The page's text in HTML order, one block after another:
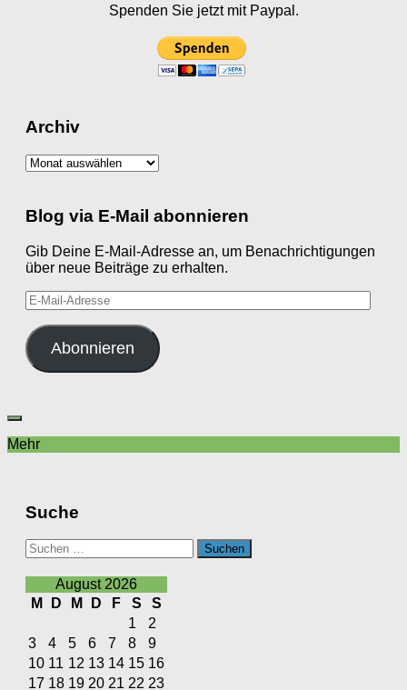
Spenden Sie jetzt mit Paypal.
Archiv
Archiv
Blog via E-Mail abonnieren
Gib Deine E-Mail-Adresse an, um Benachrichtigungen
über neue Beiträge zu erhalten.
E-
Mail-
Adresse
Abonnieren
Mehr
Suche
Suchen
nach:
August 2026
M
D M D F S
S
1
2
3
4 5 6 7 8
9
10 11 12 13 14 15 16
17 18 19 20 21 22 23